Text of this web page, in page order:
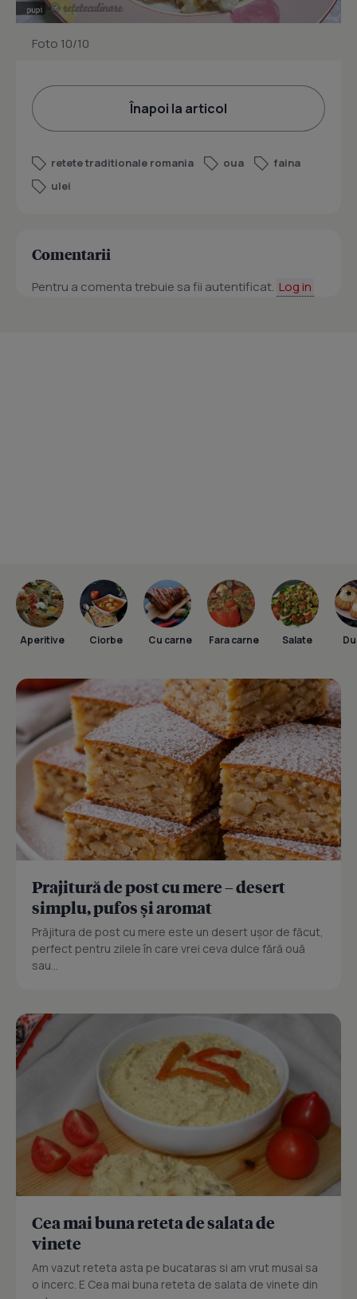
Foto 10/10
Înapoi la articol
retete traditionale romania oua
faina
ulei
Comentarii
Pentru a comenta trebuie sa fii autentificat. Log in
Aperitive Ciorbe Cu carne Fara carne Salate
Prajitură de post cu mere – desert
simplu, pufos și aromat
Prăjitura de post cu mere este un desert ușor de făcut,
perfect pentru zilele în care vrei ceva dulce fără ouă
sau...
Cea mai buna reteta de salata de
vinete
Am vazut reteta asta pe bucataras si am vrut musai sa
o incerc. E Cea mai buna reteta de salata de vinete din